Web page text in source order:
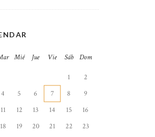
Mié Jue Vie Sáb Dom
1
2
4 5 6 7 8
9
11 12 13 14 15
16
18 19 20 21 22
23